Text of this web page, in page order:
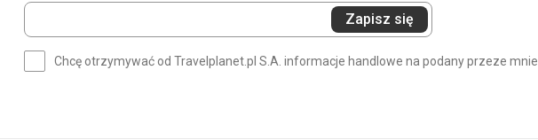
Wprowadź
swój
Zapisz się
Chcę otrzymywać od Travelplanet.pl S.A. informacje handlowe na podany przeze